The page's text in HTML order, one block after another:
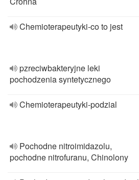
Chemioterapeutyki-co to jest
pzreciwbakteryjne leki
pochodzenia syntetycznego
Chemioterapeutyki-podzial
Pochodne nitroimidazolu,
pochodne nitrofuranu, Chinolony